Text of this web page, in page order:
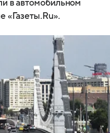
в автомобильном
«Газеты.Ru».